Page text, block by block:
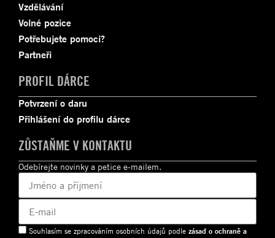
Vzdělávání
Volné pozice
Potřebujete pomoci?
Partneři
PROFIL DÁRCE
Potvrzení o daru
Přihlášení do profilu dárce
ZŮSTAŇME V KONTAKTU
Odebírejte novinky a petice e-mailem.
Souhlasím se zpracováním osobních údajů podle zásad o ochraně a